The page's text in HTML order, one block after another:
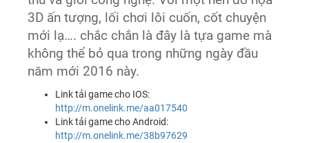
3D ấn tượng, lối chơi lôi cuốn, cốt chuyện
mới lạ…. chắc chắn là đây là tựa game mà
không thể bỏ qua trong những ngày đầu
năm mới 2016 này.
Link tải game cho IOS:
http://m.onelink.me/aa017540
Link tải game cho Android:
http://m.onelink.me/38b97629